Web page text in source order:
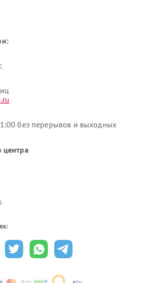
без перерывов и выходных
центра